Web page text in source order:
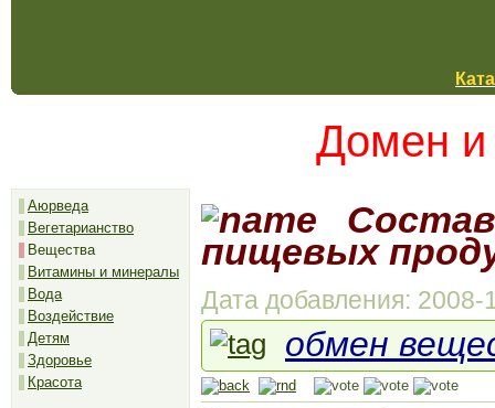
Домен и
Аюрведа
Вегетарианство
Вещества
Витамины и минералы
Вода
Воздействие
Детям
Здоровье
Красота
пищевых
Дата добавления: 2008-
обмен